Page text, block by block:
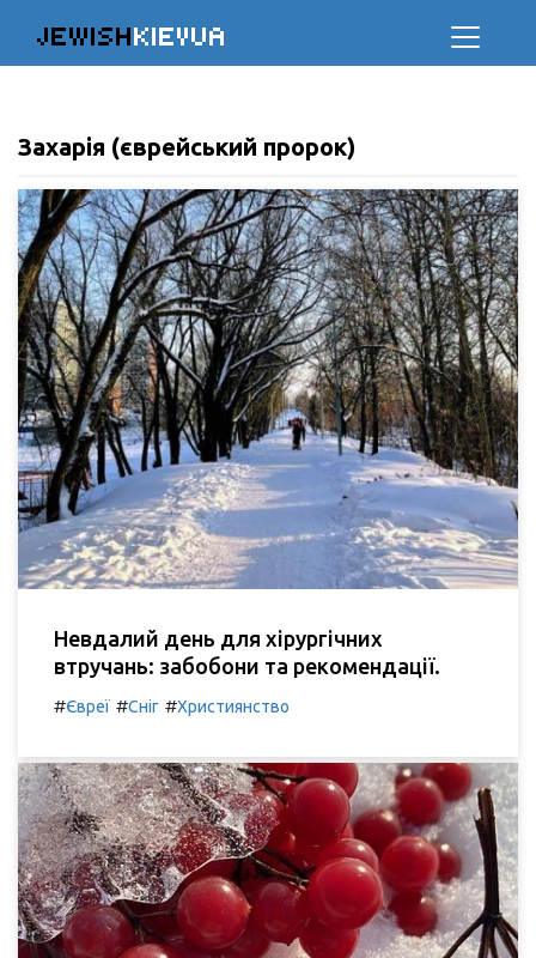
JEWISHKIEVUA
Захарія (єврейський пророк)
Невдалий день для хірургічних
втручань: забобони та рекомендації.
#Євреї #Сніг #Християнство